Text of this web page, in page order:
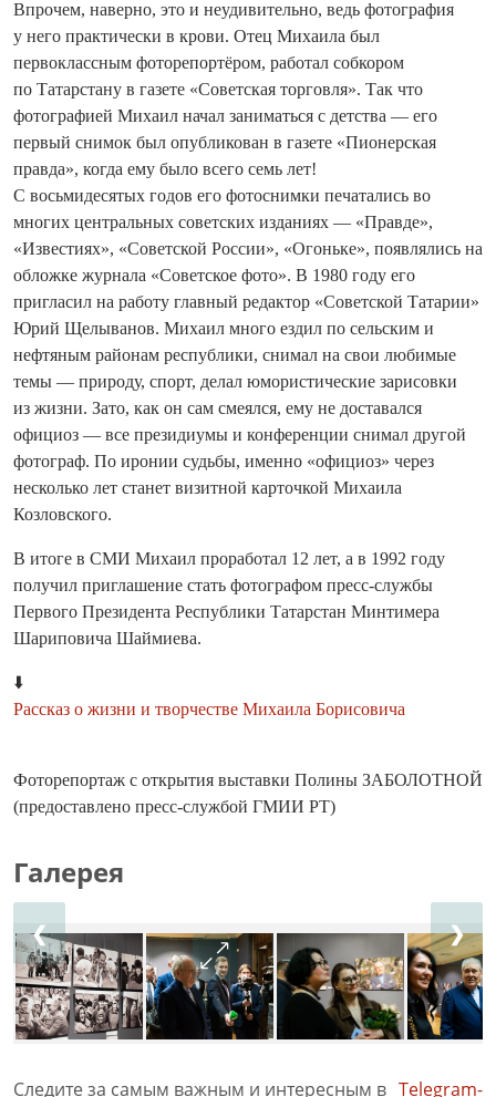
Впрочем, наверно, это и неудивительно, ведь фотография
у него практически в крови. Отец Михаила был
первоклассным фоторепортёром, работал собкором
по Татарстану в газете «Советская торговля». Так что
фотографией Михаил начал заниматься с детства — его
первый снимок был опубликован в газете «Пионерская
правда», когда ему было всего семь лет!
С восьмидесятых годов его фотоснимки печатались во
многих центральных советских изданиях — «Правде»,
«Известиях», «Советской России», «Огоньке», появлялись на
обложке журнала «Советское фото». В 1980 году его
пригласил на работу главный редактор «Советской Татарии»
Юрий Щелыванов. Михаил много ездил по сельским и
нефтяным районам республики, снимал на свои любимые
темы — природу, спорт, делал юмористические зарисовки
из жизни. Зато, как он сам смеялся, ему не доставался
официоз — все президиумы и конференции снимал другой
фотограф. По иронии судьбы, именно «официоз» через
несколько лет станет визитной карточкой Михаила
Козловского.
В итоге в СМИ Михаил проработал 12 лет, а в 1992 году
получил приглашение стать фотографом пресс-службы
Первого Президента Республики Татарстан Минтимера
Шариповича Шаймиева.
⬇️
Рассказ о жизни и творчестве Михаила Борисовича
Фоторепортаж с открытия выставки Полины ЗАБОЛОТНОЙ
(предоставлено пресс-службой ГМИИ РТ)
Галерея
❮ ❯
Следите за самым важным и интересным в Telegram-